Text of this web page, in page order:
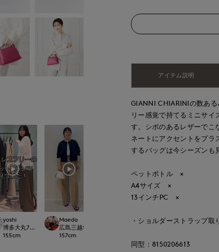
yoshi
博多大丸7-IDconcept.
155cm
Maeda
広島三越SUPERIORCLOSET
157cm
tanaka
tanaka
アイテム説明
GIANNI CHIARINIの数あ
リー感覚で持てるミニサ
す。シボのあるレザーでこ
ネートにアクセントをプラ
するバッグは今シーズンも
ペットボトル ×
A4サイズ ×
13インチPC ×
・ショルダーストラップ取
同型：8150206613